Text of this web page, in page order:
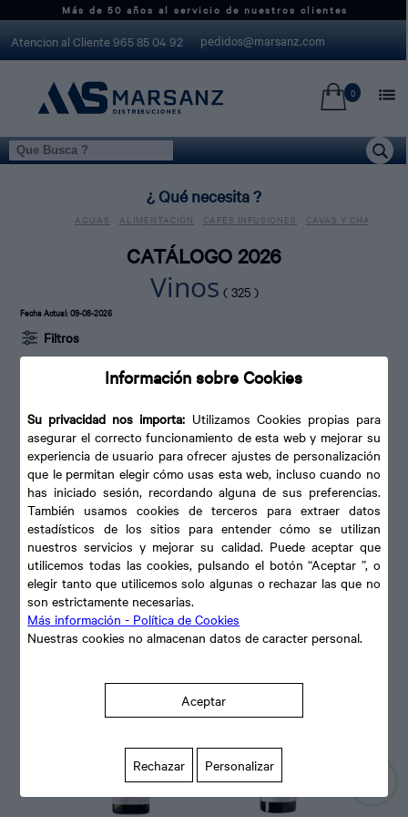
Información sobre Cookies
Su privacidad nos importa: Utilizamos Cookies propias para
asegurar el correcto funcionamiento de esta web y mejorar su
experiencia de usuario para ofrecer ajustes de personalización
que le permitan elegir cómo usas esta web, incluso cuando no
has iniciado sesión, recordando alguna de sus preferencias.
También usamos cookies de terceros para extraer datos
estadísticos de los sitios para entender cómo se utilizan
nuestros servicios y mejorar su calidad. Puede aceptar que
utilicemos todas las cookies, pulsando el botón “Aceptar ”, o
elegir tanto que utilicemos solo algunas o rechazar las que no
son estrictamente necesarias.
Más información - Política de Cookies
Nuestras cookies no almacenan datos de caracter personal.
Aceptar
Rechazar Personalizar
Más de 50 años al servicio de nuestros clientes
Atencion al Cliente 965 85 04 92 pedidos@marsanz.com
0
Inicio > Marsanzdistribuciones.com > Catálogo
¿ Qué necesita ?
AGUAS ALIMENTACIÓN CAFÉS INFUSIONES CAVAS Y
CATÁLOGO 2026
Vinos ( 325 )
Fecha Actual: 09-08-2026
Filtros
VIÑA ESMERALDA TORRES
2022 DO Penedés
RAMON BILBAO VERDEJO 2025